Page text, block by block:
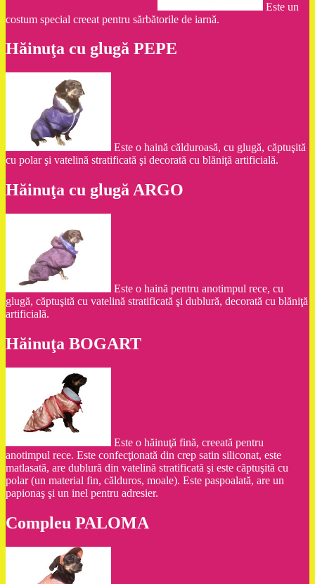
Este un
costum special creeat pentru sărbătorile de iarnă.
Hăinuţa cu glugă PEPE
Este o haină călduroasă, cu glugă, căptuşită
cu polar şi vatelină stratificată şi decorată cu blăniţă artificială.
Hăinuţa cu glugă ARGO
Este o haină pentru anotimpul rece, cu
glugă, căptuşită cu vatelină stratificată şi dublură, decorată cu blăniţă
artificială.
Hăinuţa BOGART
Este o hăinuţă fină, creeată pentru
anotimpul rece. Este confecţionată din crep satin siliconat, este
matlasată, are dublură din vatelină stratificată şi este căptuşită cu
polar (un material fin, călduros, moale). Este paspoalată, are un
papionaş şi un inel pentru adresier.
Compleu PALOMA